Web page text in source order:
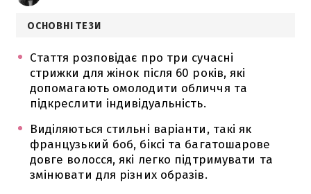
ОСНОВНІ ТЕЗИ
Стаття розповідає про три сучасні
стрижки для жінок після 60 років, які
допомагають омолодити обличчя та
підкреслити індивідуальність.
Виділяються стильні варіанти, такі як
французький боб, біксі та багатошарове
довге волосся, які легко підтримувати та
змінювати для різних образів.